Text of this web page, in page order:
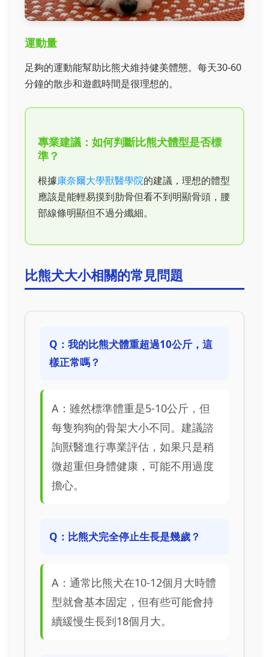
運動量
足夠的運動能幫助比熊犬維持健美體態。每天30-60
分鐘的散步和遊戲時間是很理想的。
專業建議：如何判斷比熊犬體型是否標
準？
根據康奈爾大學獸醫學院的建議，理想的體型
應該是能輕易摸到肋骨但看不到明顯骨頭，腰
部線條明顯但不過分纖細。
比熊犬大小相關的常見問題
Q：我的比熊犬體重超過10公斤，這
樣正常嗎？
A：雖然標準體重是5-10公斤，但
每隻狗狗的骨架大小不同。建議諮
詢獸醫進行專業評估，如果只是稍
微超重但身體健康，可能不用過度
擔心。
Q：比熊犬完全停止生長是幾歲？
A：通常比熊犬在10-12個月大時體
型就會基本固定，但有些可能會持
續緩慢生長到18個月大。